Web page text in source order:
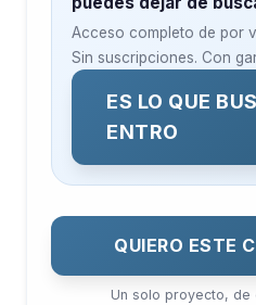
Acceso completo de por
Sin suscripciones. Con
ES LO QUE
ENTRO
QUIERO ESTE
Un solo proyecto, de